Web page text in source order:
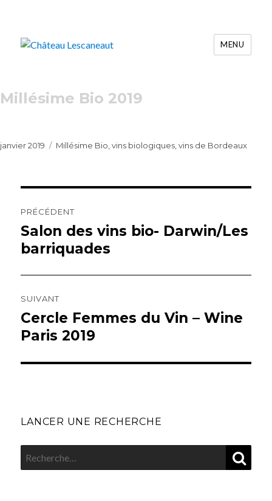
MENU
Millésime Bio 2019
Publié
janvier 2019 Catégories
Millésime Bio vins biologiques vins de Bordeaux
de
l’article
PRÉCÉDENT
Article
précédent :
Salon des vins bio- Darwin/Les
barriquades
SUIVANT
Article
suivant :
Cercle Femmes du Vin – Wine
Paris 2019
LANCER UNE RECHERCHE
pour